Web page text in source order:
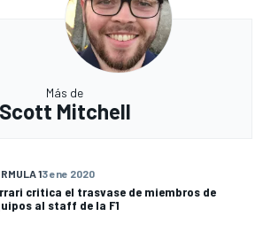
Más de
Scott Mitchell
13 ene 2020
critica el trasvase de miembros de
al staff de la F1